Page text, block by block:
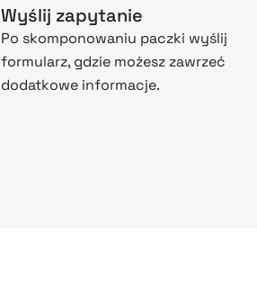
Wyślij zapytanie
Po skomponowaniu paczki wyślij
formularz, gdzie możesz zawrzeć
dodatkowe informacje.